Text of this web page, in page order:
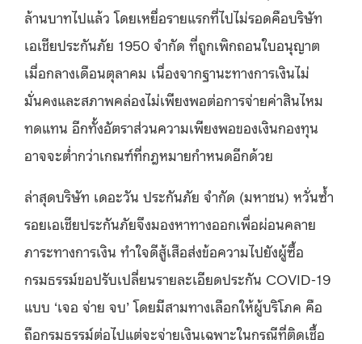
ล้านบาทไปแล้ว โดยเหยื่อรายแรกที่ไปไม่รอดคือบริษัท
เอเชียประกันภัย 1950 จำกัด ที่ถูกเพิกถอนใบอนุญาต
เมื่อกลางเดือนตุลาคม เนื่องจากฐานะทางการเงินไม่
มั่นคงและสภาพคล่องไม่เพียงพอต่อการจ่ายค่าสินไหม
ทดแทน อีกทั้งอัตราส่วนความเพียงพอของเงินกองทุน
อาจจะต่ำกว่าเกณฑ์ที่กฎหมายกำหนดอีกด้วย
ล่าสุดบริษัท เดอะวัน ประกันภัย จำกัด (มหาชน) หวั่นซ้ำ
รอยเอเชียประกันภัยจึงมองหาทางออกเพื่อผ่อนคลาย
ภาระทางการเงิน ทำใจดีสู้เสือส่งข้อความไปยังผู้ซื้อ
กรมธรรม์ขอปรับเปลี่ยนรายละเอียดประกัน COVID-19
แบบ ‘เจอ จ่าย จบ’ โดยมีสามทางเลือกให้ผู้บริโภค คือ
ถือกรมธรรม์ต่อไปแต่จะจ่ายเงินเฉพาะในกรณีที่ติดเชื้อ